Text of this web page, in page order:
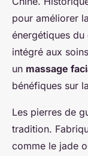
Mohamed 24
pour améliorer
énergétiques du
intégré aux
un massage
bénéfiques sur
Les pierres de
tradition.
comme le jade